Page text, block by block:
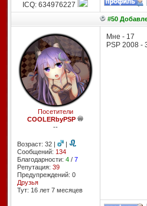
ICQ: 634976227
#50
Посетители
COOLERbyPSP
--
Возраст: 32 |
|
Сообщений: 134
Благодарности: 4/ 7
Репутация: 39
Предупреждений: 0
Друзья
Тут: 16 лет 7 месяцев
Мне - 17
PSP 2008 -